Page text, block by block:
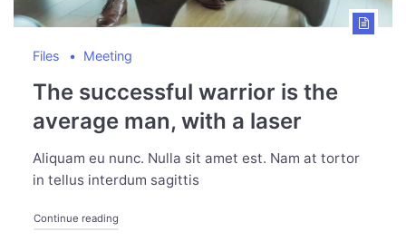
Files Meeting
The successful warrior is the
average man, with a laser
Aliquam eu nunc. Nulla sit amet est. Nam at tortor
in tellus interdum sagittis
Continue reading